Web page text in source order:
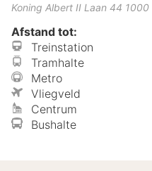
Koning Albert II Laan 44 1000
Afstand tot:
Treinstation
Tramhalte
Metro
Vliegveld
Centrum
Bushalte